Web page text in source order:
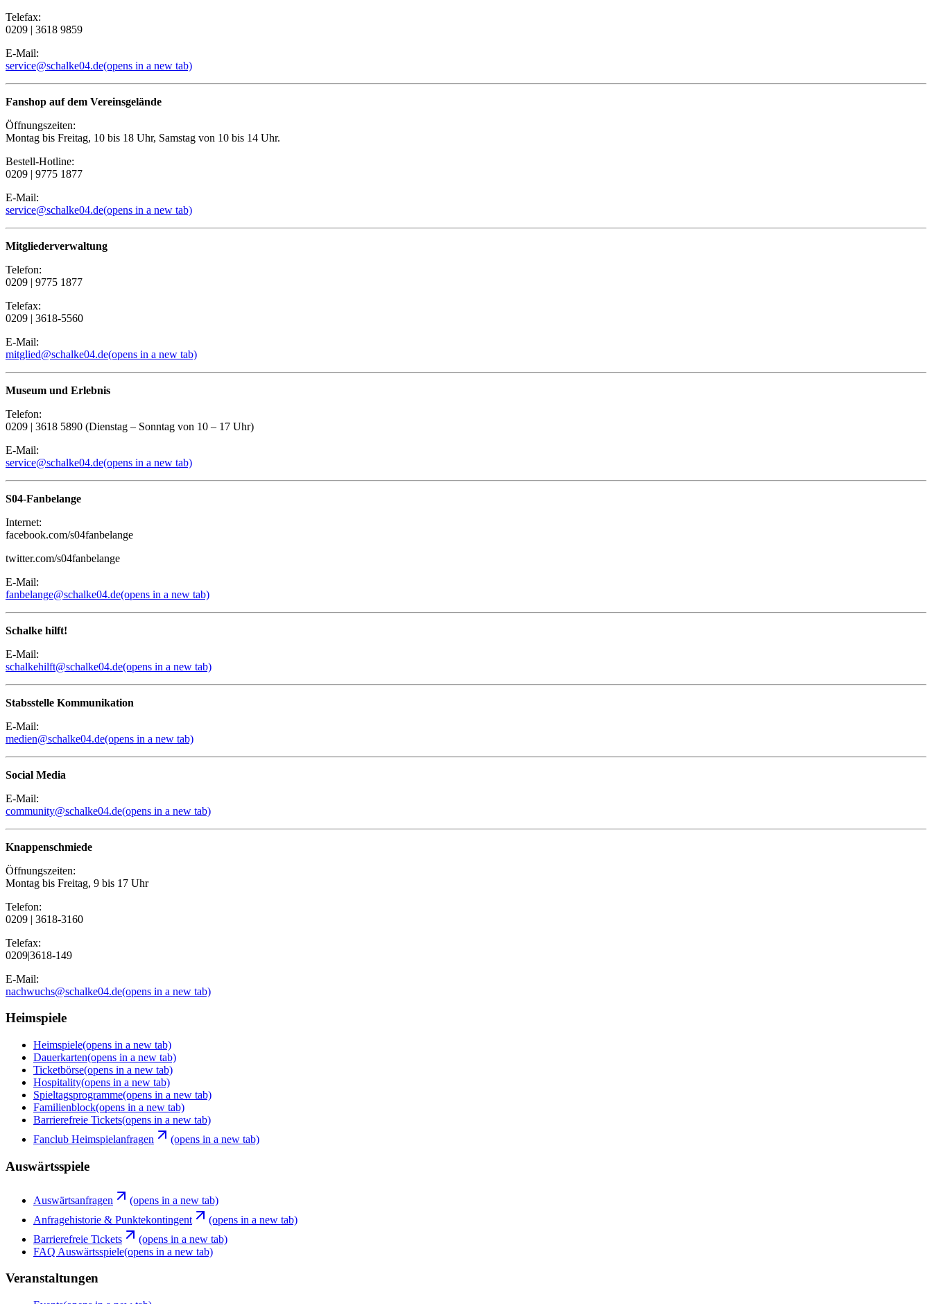
Telefax:
0209 | 3618 9859
E-Mail:
service@schalke04.de(opens in a new tab)
Fanshop auf dem Vereinsgelände
Öffnungszeiten:
Montag bis Freitag, 10 bis 18 Uhr, Samstag von 10 bis 14 Uhr.
Bestell-Hotline:
0209 | 9775 1877
E-Mail:
service@schalke04.de(opens in a new tab)
Mitgliederverwaltung
Telefon:
0209 | 9775 1877
Telefax:
0209 | 3618-5560
E-Mail:
mitglied@schalke04.de(opens in a new tab)
Museum und Erlebnis
Telefon:
0209 | 3618 5890 (Dienstag – Sonntag von 10 – 17 Uhr)
E-Mail:
service@schalke04.de(opens in a new tab)
S04-Fanbelange
Internet:
facebook.com/s04fanbelange
twitter.com/s04fanbelange
E-Mail:
fanbelange@schalke04.de(opens in a new tab)
Schalke hilft!
E-Mail:
schalkehilft@schalke04.de(opens in a new tab)
Stabsstelle Kommunikation
E-Mail:
medien@schalke04.de(opens in a new tab)
Social Media
E-Mail:
community@schalke04.de(opens in a new tab)
Knappenschmiede
Öffnungszeiten:
Montag bis Freitag, 9 bis 17 Uhr
Telefon:
0209 | 3618-3160
Telefax:
0209|3618-149
E-Mail:
nachwuchs@schalke04.de(opens in a new tab)
Heimspiele
Heimspiele(opens in a new tab)
Dauerkarten(opens in a new tab)
Ticketbörse(opens in a new tab)
Hospitality(opens in a new tab)
Spieltagsprogramme(opens in a new tab)
Familienblock(opens in a new tab)
Barrierefreie Tickets(opens in a new tab)
Fanclub Heimspielanfragen
(opens in a new tab)
Auswärtsspiele
Auswärtsanfragen
(opens in a new tab)
Anfragehistorie & Punktekontingent
(opens in a new tab)
Barrierefreie Tickets
(opens in a new tab)
FAQ Auswärtsspiele(opens in a new tab)
Veranstaltungen